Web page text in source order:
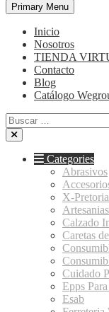
Primary Menu
Inicio
Nosotros
TIENDA
Contacto
Blog
Catálogo
Buscar:
Categories
Abrasivos
X-
Artesanias
Calzado
Caretas
Cuidado
Epps
Esab